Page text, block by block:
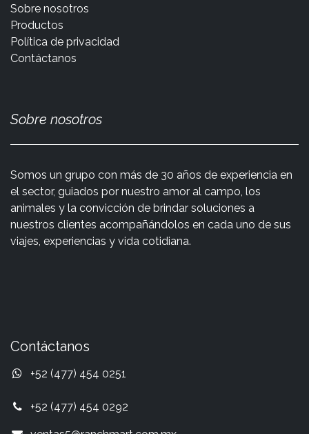
Sobre nosotros
Productos
Política de privacidad
Contáctanos
Sobre nosotros
Somos un grupo con más de 30 años de experiencia en
el sector, guiados por nuestro amor al campo, los
animales y la convicción de brindar soluciones a
nuestros clientes acompañándolos en cada uno de sus
viajes, experiencias y vida cotidiana.
Contáctanos
+52 (477) 454 0251
+52 (477) 454 0292